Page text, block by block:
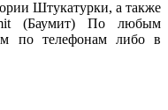
Штукатурки, а также
(Баумит) По любым
по телефонам либо в